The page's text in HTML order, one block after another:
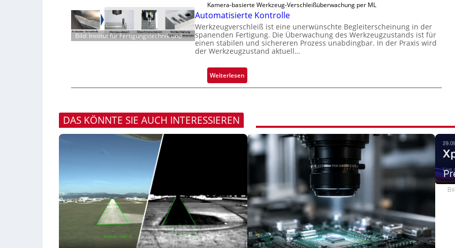
s
u
c
k
m
r
k
k
n
g
Bild: Institut für Fertigungstechnik und
Kamera-basierte Werkzeug-Verschleißüberwachung per ML
Automatisierte Kontrolle
Werkzeugverschleiß ist eine unerwünschte Begleiterscheinung in der
spanenden Fertigung. Die Überwachung des Werkzeugzustands ist für
einen stabilen und sichereren Prozess unabdingbar. In der Praxis wird
der Werkzeugzustand aktuell…
Weiterlesen:
A
a
e
r
t
e
K
o
DAS KÖNNTE SIE AUCH INTERESSIEREN